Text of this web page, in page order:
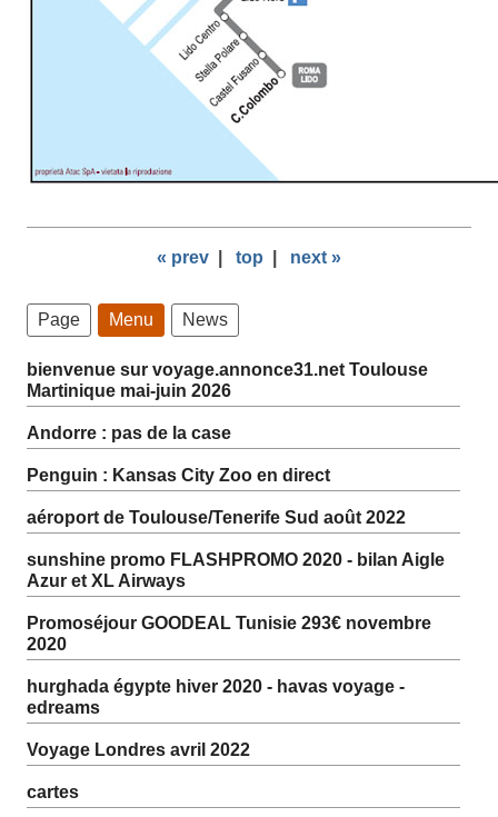
« prev top next »
Page Menu News
bienvenue sur voyage.annonce31.net Toulouse
Martinique mai-juin 2026
Andorre : pas de la case
Penguin : Kansas City Zoo en direct
aéroport de Toulouse/Tenerife Sud août 2022
sunshine promo FLASHPROMO 2020 - bilan Aigle
Azur et XL Airways
Promoséjour GOODEAL Tunisie 293€ novembre
2020
hurghada égypte hiver 2020 - havas voyage -
edreams
Voyage Londres avril 2022
cartes